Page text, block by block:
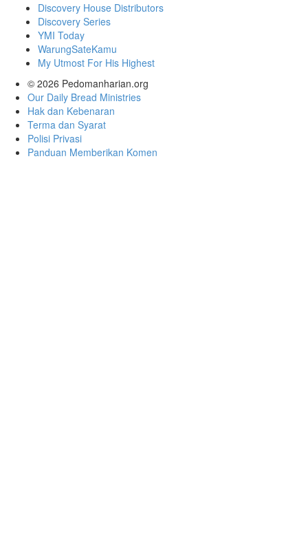
Discovery House Distributors
Discovery Series
YMI Today
WarungSateKamu
My Utmost For His Highest
© 2026 Pedomanharian.org
Our Daily Bread Ministries
Hak dan Kebenaran
Terma dan Syarat
Polisi Privasi
Panduan Memberikan Komen